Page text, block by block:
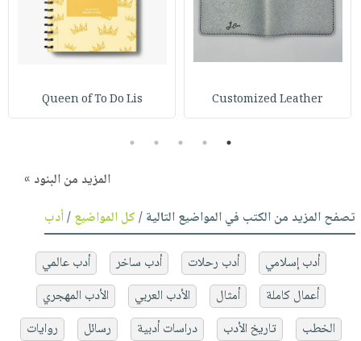
Customized Leather
Queen of To Do Lis
1
2
3
4
5
المزيد من البنود »
تصفح المزيد من الكتب في المواضيع التالية /كل المواضيع/أدب
أدب إسلامي أدب رحلات أدب ساخر
أدب عالمي
أعمال كاملة
أمثال الأدب العربي
الأدب المهجري
الخطب
تاريخ الأدب دراسات أدبية رسائل
روايات